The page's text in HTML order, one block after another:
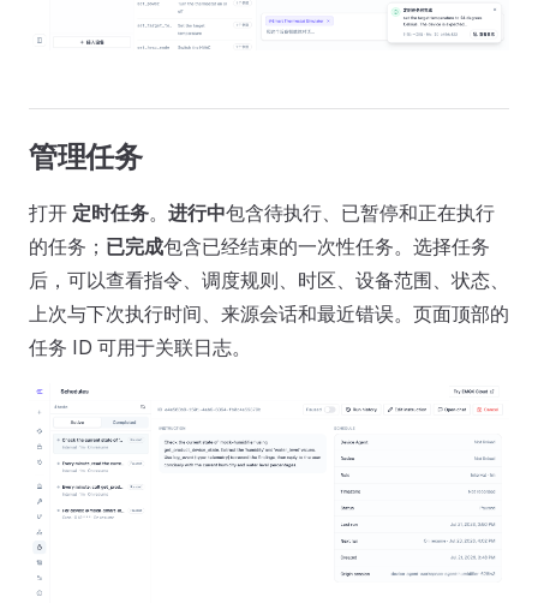
管理任务
打开 定时任务。 进行中包含待执行、已暂停和正在执行
的任务； 已完成包含已经结束的一次性任务。选择任务
后，可以查看指令、调度规则、时区、设备范围、状态、
上次与下次执行时间、来源会话和最近错误。页面顶部的
任务 ID 可用于关联日志。